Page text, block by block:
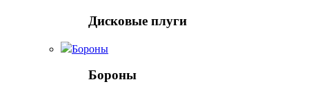
Дисковые плуги
Бороны
Бороны